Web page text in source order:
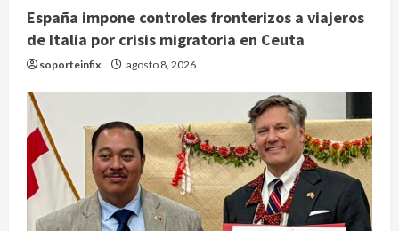
España impone controles fronterizos a viajeros
de Italia por crisis migratoria en Ceuta
soporteinfix agosto 8, 2026
Nacional
Alejandro Moreno critica la
mañanera como herramienta de
regulación del derecho de réplica
agosto 8, 2026
4
Internacional
España impone controles
fronterizos a viajeros de Italia por
crisis migratoria en Ceuta
agosto 8, 2026